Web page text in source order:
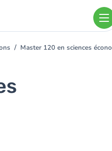
Master 120 en sciences